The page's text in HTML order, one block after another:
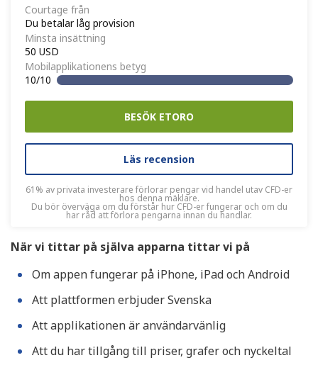
Courtage från
Du betalar låg provision
Minsta insättning
50 USD
Mobilapplikationens betyg
10/10
BESÖK ETORO
Läs recension
61% av privata investerare förlorar pengar vid handel utav CFD-er
hos denna mäklare.
Du bör överväga om du förstår hur CFD-er fungerar och om du
har råd att förlora pengarna innan du handlar.
När vi tittar på själva apparna tittar vi på
Om appen fungerar på iPhone, iPad och Android
Att plattformen erbjuder Svenska
Att applikationen är användarvänlig
Att du har tillgång till priser, grafer och nyckeltal